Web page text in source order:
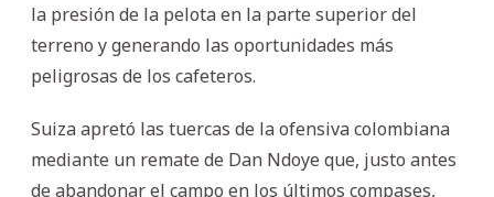
la presión de la pelota en la parte superior del
terreno y generando las oportunidades más
peligrosas de los cafeteros.
Suiza apretó las tuercas de la ofensiva colombiana
mediante un remate de Dan Ndoye que, justo antes
de abandonar el campo en los últimos compases,